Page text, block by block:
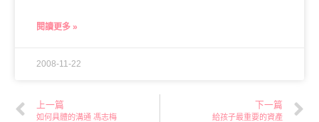
閱讀更多 »
2008-11-22
上一篇
如何具體的溝通 馮志梅
下一篇
給孩子最重要的資產